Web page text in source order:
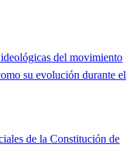
del movimiento
su evolución durante el
de la Constitución de